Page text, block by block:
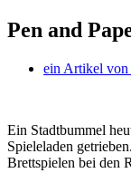
Pen and
ein Artikel von
Ein Stadtbummel
Spieleladen
Brettspielen bei den